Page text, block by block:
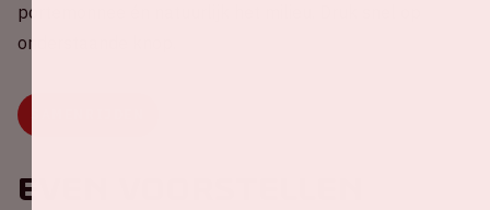
portemonnee én natuurlijk het milieu. Druk snel op
onderstaande knop.
Even voorstellen